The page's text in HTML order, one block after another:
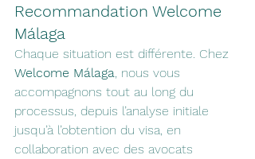
Recommandation Welcome
Málaga
Chaque situation est différente. Chez
Welcome Málaga , nous vous
accompagnons tout au long du
processus, depuis l’analyse initiale
jusqu’à l’obtention du visa, en
collaboration avec des avocats